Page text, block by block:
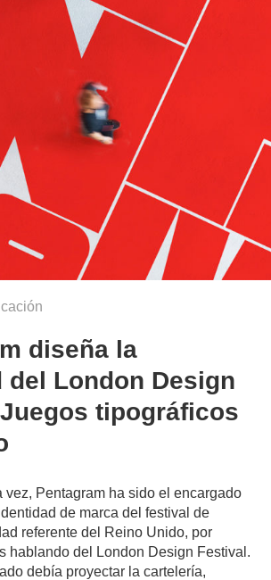
diseña la
del London Design
tipográficos
vez, Pentagram ha sido el encargado
de marca del festival de
referente del Reino Unido, por
hablando del London Design Festival.
debía proyectar la cartelería,